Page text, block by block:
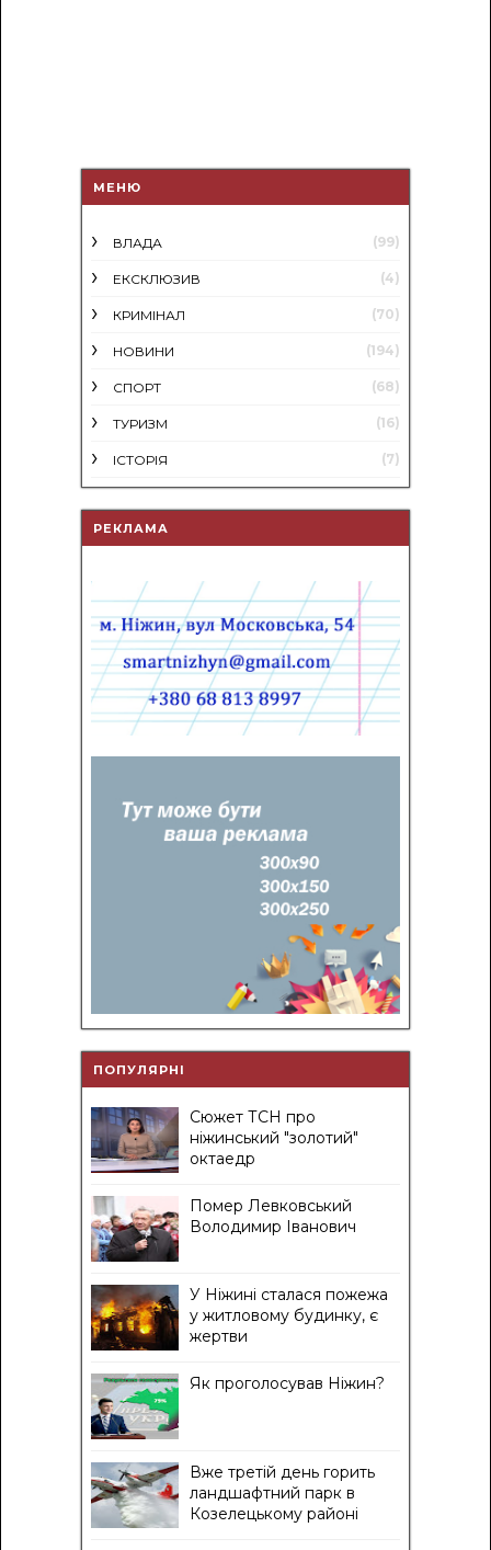
МЕНЮ
ВЛАДА (99)
ЕКСКЛЮЗИВ (4)
КРИМІНАЛ (70)
НОВИНИ (194)
СПОРТ (68)
ТУРИЗМ (16)
ІСТОРІЯ (7)
РЕКЛАМА
ПОПУЛЯРНІ
Сюжет ТСН про
ніжинський "золотий"
октаедр
Помер Левковський
Володимир Іванович
У Ніжині сталася пожежа
у житловому будинку, є
жертви
Як проголосував Ніжин?
Вже третій день горить
ландшафтний парк в
Козелецькому районі